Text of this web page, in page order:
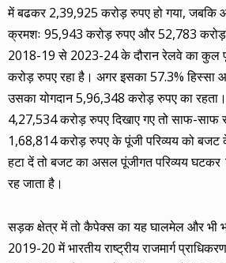
में बढकर 2,39,925 करोड़ रुपए हो गया,
क्रमशः 95,943 करोड़ रुपए और 52,783
2018-19 से 2023-24 के दौरान रेलवे का कुल
करोड़ रुपए रहा है। अगर इसका 57.3% हिस्सा
उसका योगदान 5,96,348 करोड़ रुपए का
4,27,534 करोड़ रुपए दिखाए गए तो साफ-
1,68,814 करोड़ रुपए के पूंजी परिव्यय को बजट
हटा दें तो बजट का असल पूंजीगत परिव्यय
रह जाता है।
सड़क क्षेत्र में तो कैपेक्स का यह घालमेल और
2019-20 में भारतीय राष्ट्रीय राजमार्ग